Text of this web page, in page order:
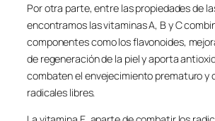
Por otra parte, entre las propiedades de
encontramos las vitaminas A, B y C
componentes como los flavonoides,
de regeneración de la piel y aporta
combaten el envejecimiento prematuro y
radicales libres.